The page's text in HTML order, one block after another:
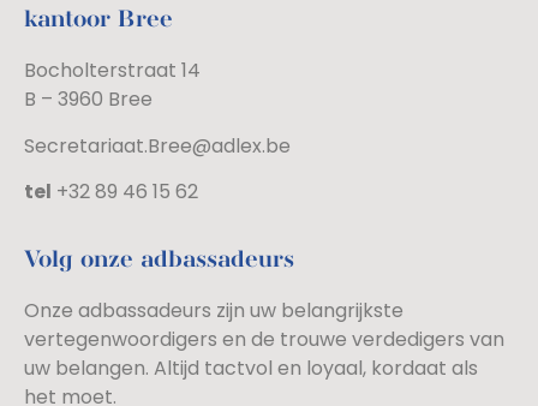
kantoor Bree
Bocholterstraat 14
B – 3960 Bree
Secretariaat.Bree@adlex.be
tel +32 89 46 15 62
Volg onze adbassadeurs
Onze adbassadeurs zijn uw belangrijkste
vertegenwoordigers en de trouwe verdedigers van
uw belangen. Altijd tactvol en loyaal, kordaat als
het moet.